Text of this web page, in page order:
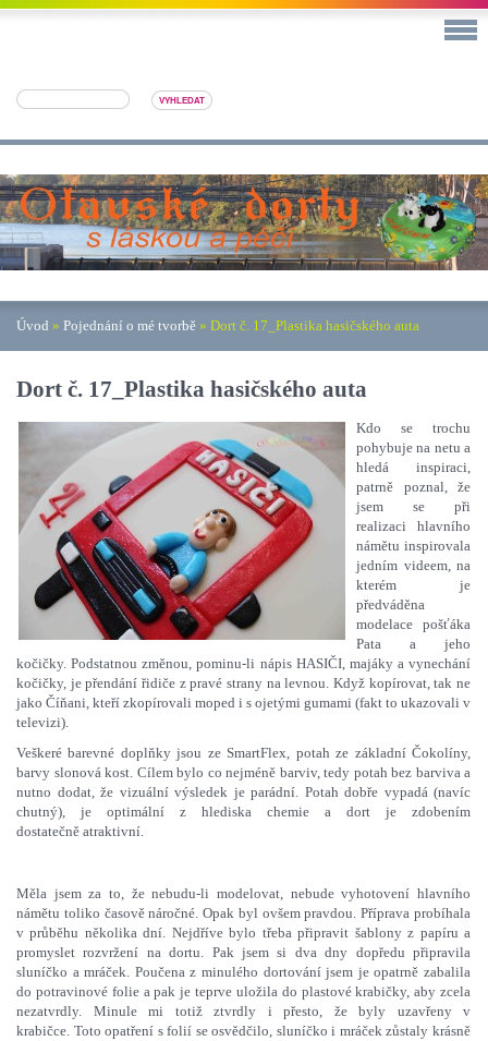
Úvod » Pojednání o mé tvorbě » Dort č. 17_Plastika hasičského auta
Dort č. 17_Plastika hasičského auta
Kdo se trochu
pohybuje na netu a
hledá inspiraci,
patrně poznal, že
jsem se při
realizaci hlavního
námětu inspirovala
jedním videem, na
kterém je
předváděna
modelace pošťáka
Pata a jeho
kočičky. Podstatnou změnou, pominu-li nápis HASIČI, majáky a vynechání
kočičky, je přendání řidiče z pravé strany na levnou. Když kopírovat, tak ne
jako Číňani, kteří zkopírovali moped i s ojetými gumami (fakt to ukazovali v
televizi).
Veškeré barevné doplňky jsou ze SmartFlex, potah ze základní Čokolíny,
barvy slonová kost. Cílem bylo co nejméně barviv, tedy potah bez barviva a
nutno dodat, že vizuální výsledek je parádní. Potah dobře vypadá (navíc
chutný), je optimální z hlediska chemie a dort je zdobením
dostatečně atraktivní.
Měla jsem za to, že nebudu-li modelovat, nebude vyhotovení hlavního
námětu toliko časově náročné. Opak byl ovšem pravdou. Příprava probíhala
v průběhu několika dní. Nejdříve bylo třeba připravit šablony z papíru a
promyslet rozvržení na dortu. Pak jsem si dva dny dopředu připravila
sluníčko a mráček. Poučena z minulého dortování jsem je opatrně zabalila
do potravinové folie a pak je teprve uložila do plastové krabičky, aby zcela
nezatvrdly. Minule mi totiž ztvrdly i přesto, že byly uzavřeny v
krabičce. Toto opatření s folií se osvědčilo, sluníčko i mráček zůstaly krásně